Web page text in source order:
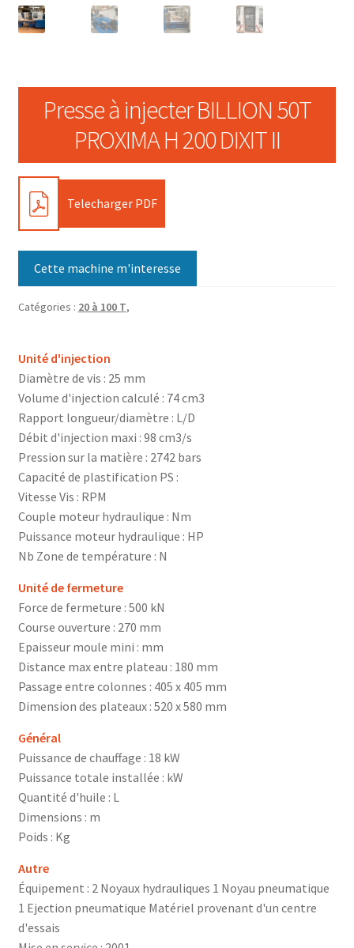
Presse à injecter BILLION 50T
PROXIMA H 200 DIXIT II
PDF Telecharger PDF
Cette machine m'interesse
Catégories : 20 à 100 T,
Unité d'injection
Diamètre de vis : 25 mm
Volume d'injection calculé : 74 cm3
Rapport longueur/diamètre : L/D
Débit d'injection maxi : 98 cm3/s
Pression sur la matière : 2742 bars
Capacité de plastification PS :
Vitesse Vis : RPM
Couple moteur hydraulique : Nm
Puissance moteur hydraulique : HP
Nb Zone de température : N
Unité de fermeture
Force de fermeture : 500 kN
Course ouverture : 270 mm
Epaisseur moule mini : mm
Distance max entre plateau : 180 mm
Passage entre colonnes : 405 x 405 mm
Dimension des plateaux : 520 x 580 mm
Général
Puissance de chauffage : 18 kW
Puissance totale installée : kW
Quantité d'huile : L
Dimensions : m
Poids : Kg
Autre
Équipement : 2 Noyaux hydrauliques 1 Noyau pneumatique
1 Ejection pneumatique Matériel provenant d'un centre
d'essais